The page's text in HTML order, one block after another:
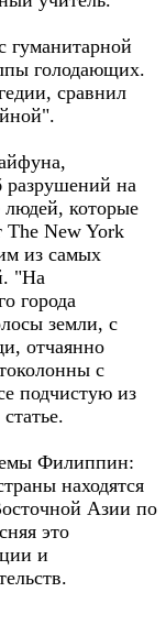
голодающих.
сравнил
разрушений на
которые
The New York
из самых
"На
города
земли, с
отчаянно
с
подчистую из
Филиппин:
находятся
Азии по
это
и